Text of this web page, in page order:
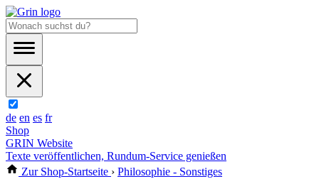
de en es fr
Shop
GRIN Website
Texte veröffentlichen, Rundum-Service genießen
Zur Shop-Startseite › Philosophie - Sonstiges